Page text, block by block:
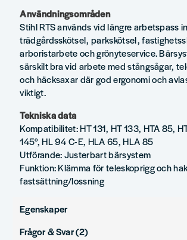
Användningsområden
Stihl RTS används vid längre arbetspass
trädgårdsskötsel, parkskötsel,
arboristarbete och grönyteservice.
särskilt bra vid arbete med stångsågar,
och häcksaxar där god ergonomi och
viktigt.
Tekniska data
Kompatibilitet: HT 131, HT 133, HTA 85,
145°, HL 94 C-E, HLA 65, HLA 85
Utförande: Justerbart bärsystem
Funktion: Klämma för teleskoprigg och
fastsättning/lossning
Egenskaper
Produkttyp
Frågor & Svar (2)